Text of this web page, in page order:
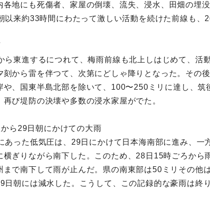
地にも死傷者、家屋の倒壊、流失、浸水、田畑の埋
以来約33時間にわたって激しい活動を続けた前線も、
ら東進するにつれて、梅雨前線も北上しはじめて、活
刻から雷を伴つて、次第にどしゃ降りとなった。その
や、国東半島北部を除いて、100〜250ミリに達し、
び堤防の決壊や多数の浸水家屋がでた。
ら29日朝にかけての大雨
あった低気圧は、29日にかけて日本海南部に進み、
横ぎりながら南下した。このため、28日15時ごろか
まで南下して雨が止んだ。県の南東部は50ミリその
日朝には減水した。こうして、この記録的な豪雨は終